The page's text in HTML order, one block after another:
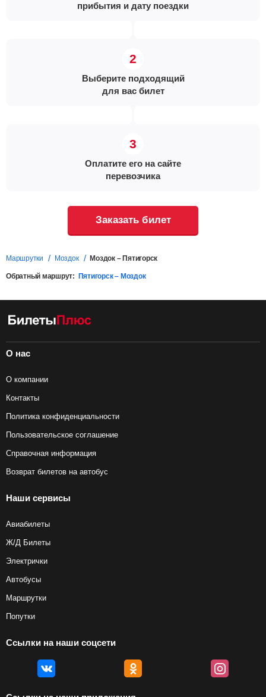
прибытия и дату поездки
Выберите подходящий
для вас билет
Оплатите его на сайте
перевозчика
Заказать билет
Маршрутки Моздок Моздок – Пятигорск
Обратный маршрут: Пятигорск – Моздок
О нас
О компании
Контакты
Политика конфиденциальности
Пользовательское соглашение
Справочная информация
Возврат билетов на автобус
Наши сервисы
Авиабилеты
Ж/Д Билеты
Электрички
Автобусы
Маршрутки
Попутки
Ссылки на наши соцсети